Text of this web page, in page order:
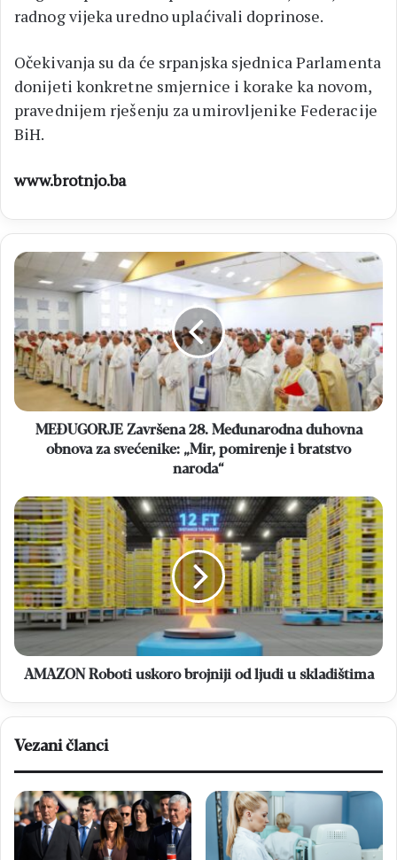
radnog vijeka uredno uplaćivali doprinose.
Očekivanja su da će srpanjska sjednica Parlamenta
donijeti konkretne smjernice i korake ka novom,
pravednijem rješenju za umirovljenike Federacije
BiH.
www.brotnjo.ba
MEĐUGORJE
Završena
28.
Međunarodna
duhovna
obnova
za
svećenike:
„Mir,
pomirenje
MEĐUGORJE Završena 28. Međunarodna duhovna
obnova za svećenike: „Mir, pomirenje i bratstvo
naroda“
AMAZON
Roboti
uskoro
brojniji
od
ljudi
u
skladištima
AMAZON Roboti uskoro brojniji od ljudi u skladištima
Vezani članci